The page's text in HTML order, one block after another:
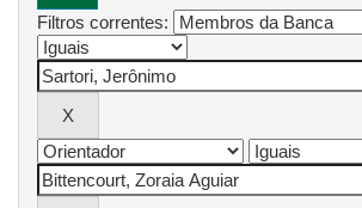
Filtros correntes: